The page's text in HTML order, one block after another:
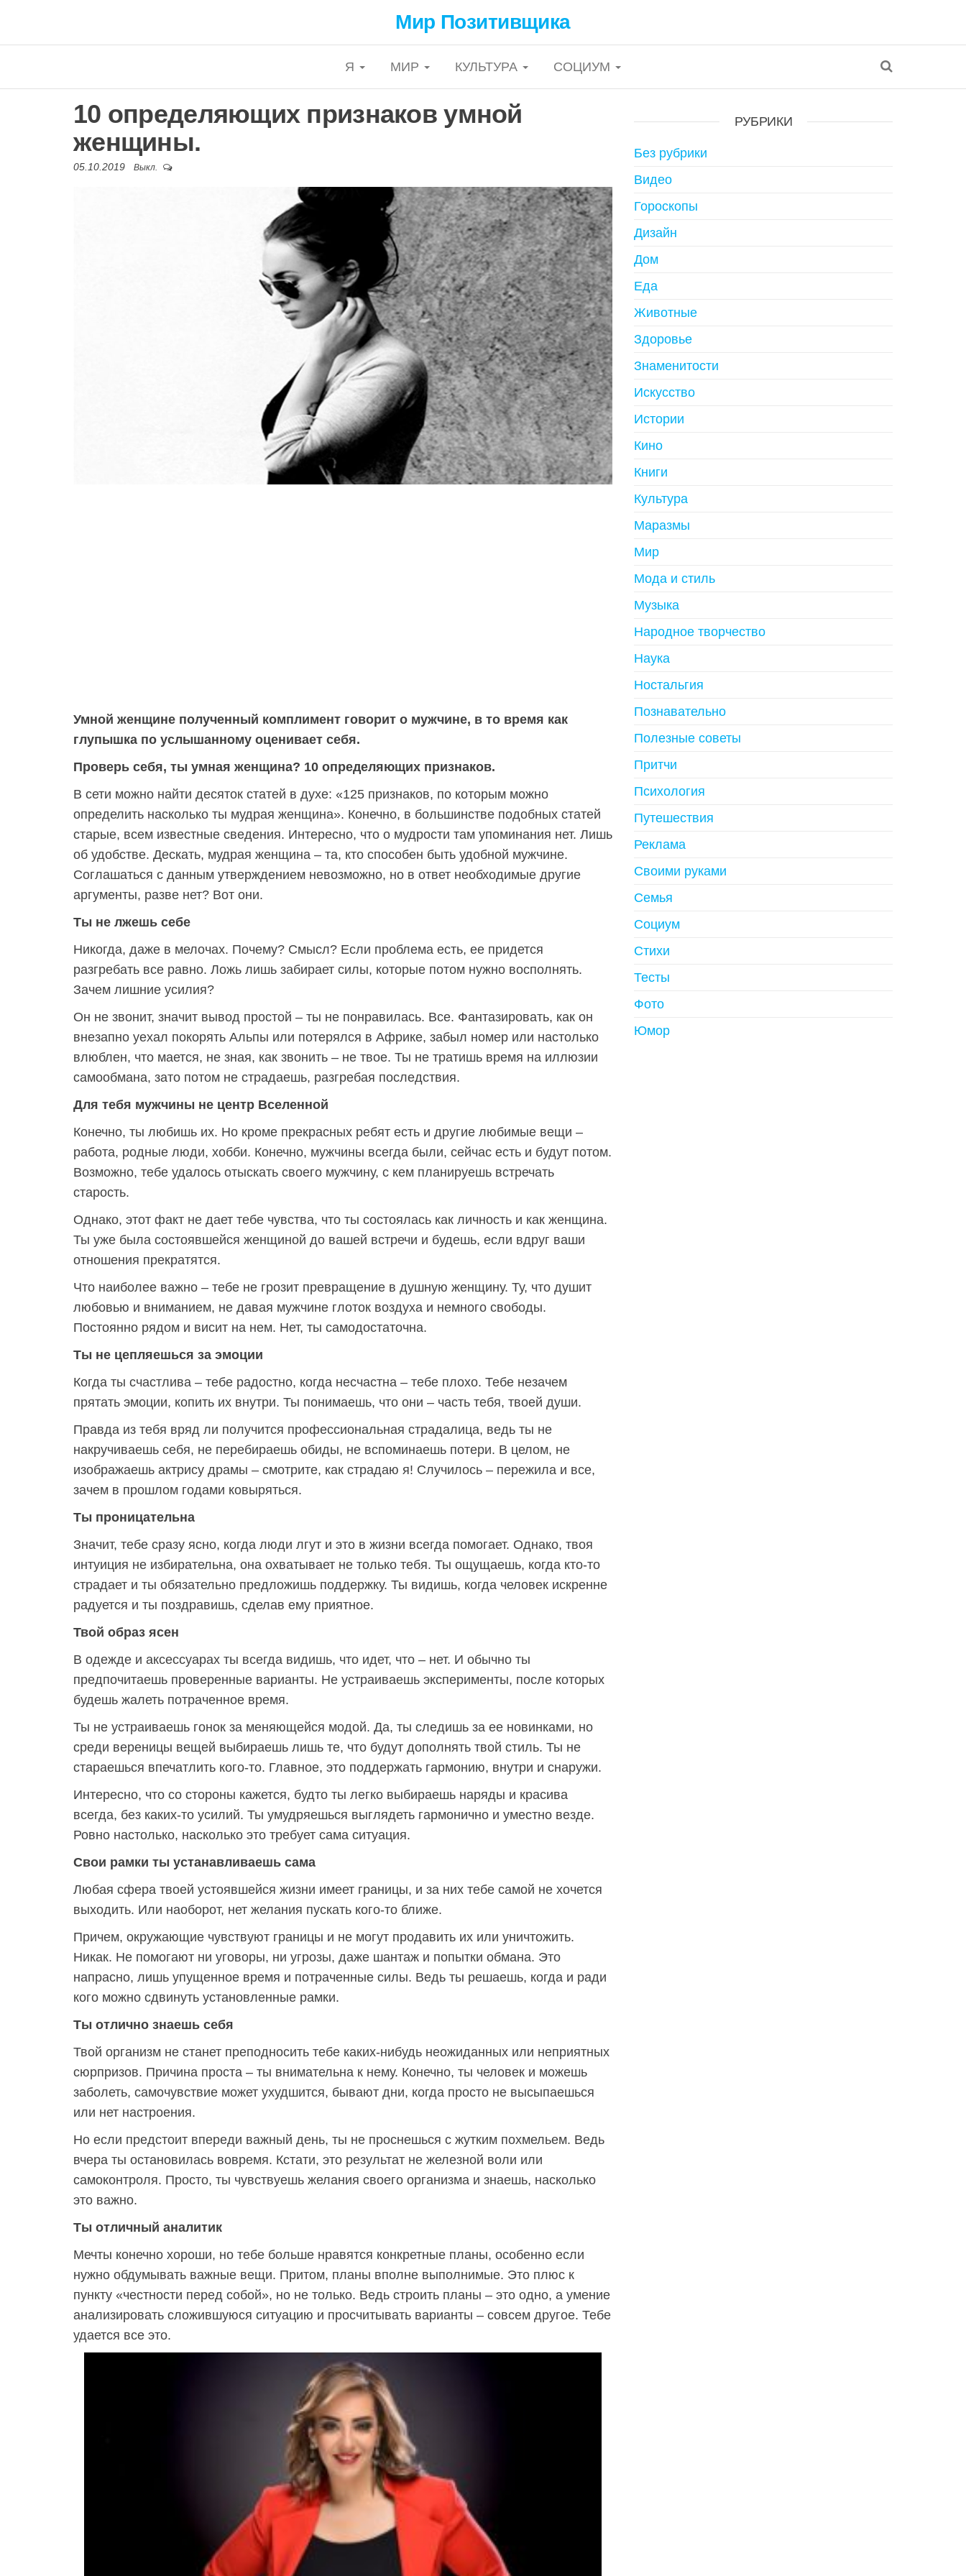
Мир Позитивщика
Я МИР КУЛЬТУРА СОЦИУМ
10 определяющих признаков умной
женщины.
05.10.2019 Выкл.
Умной женщине полученный комплимент говорит о мужчине, в то время как
глупышка по услышанному оценивает себя.
Проверь себя, ты умная женщина? 10 определяющих признаков.
В сети можно найти десяток статей в духе: «125 признаков, по которым можно
определить насколько ты мудрая женщина». Конечно, в большинстве подобных статей
старые, всем известные сведения. Интересно, что о мудрости там упоминания нет. Лишь
об удобстве. Дескать, мудрая женщина – та, кто способен быть удобной мужчине.
Соглашаться с данным утверждением невозможно, но в ответ необходимые другие
аргументы, разве нет? Вот они.
Ты не лжешь себе
Никогда, даже в мелочах. Почему? Смысл? Если проблема есть, ее придется
разгребать все равно. Ложь лишь забирает силы, которые потом нужно восполнять.
Зачем лишние усилия?
Он не звонит, значит вывод простой – ты не понравилась. Все. Фантазировать, как он
внезапно уехал покорять Альпы или потерялся в Африке, забыл номер или настолько
влюблен, что мается, не зная, как звонить – не твое. Ты не тратишь время на иллюзии
самообмана, зато потом не страдаешь, разгребая последствия.
Для тебя мужчины не центр Вселенной
Конечно, ты любишь их. Но кроме прекрасных ребят есть и другие любимые вещи –
работа, родные люди, хобби. Конечно, мужчины всегда были, сейчас есть и будут потом.
Возможно, тебе удалось отыскать своего мужчину, с кем планируешь встречать
старость.
Однако, этот факт не дает тебе чувства, что ты состоялась как личность и как женщина.
Ты уже была состоявшейся женщиной до вашей встречи и будешь, если вдруг ваши
отношения прекратятся.
Что наиболее важно – тебе не грозит превращение в душную женщину. Ту, что душит
любовью и вниманием, не давая мужчине глоток воздуха и немного свободы.
Постоянно рядом и висит на нем. Нет, ты самодостаточна.
Ты не цепляешься за эмоции
Когда ты счастлива – тебе радостно, когда несчастна – тебе плохо. Тебе незачем
прятать эмоции, копить их внутри. Ты понимаешь, что они – часть тебя, твоей души.
Правда из тебя вряд ли получится профессиональная страдалица, ведь ты не
накручиваешь себя, не перебираешь обиды, не вспоминаешь потери. В целом, не
изображаешь актрису драмы – смотрите, как страдаю я! Случилось – пережила и все,
зачем в прошлом годами ковыряться.
Ты проницательна
Значит, тебе сразу ясно, когда люди лгут и это в жизни всегда помогает. Однако, твоя
интуиция не избирательна, она охватывает не только тебя. Ты ощущаешь, когда кто-то
страдает и ты обязательно предложишь поддержку. Ты видишь, когда человек искренне
радуется и ты поздравишь, сделав ему приятное.
Твой образ ясен
В одежде и аксессуарах ты всегда видишь, что идет, что – нет. И обычно ты
предпочитаешь проверенные варианты. Не устраиваешь эксперименты, после которых
будешь жалеть потраченное время.
Ты не устраиваешь гонок за меняющейся модой. Да, ты следишь за ее новинками, но
среди вереницы вещей выбираешь лишь те, что будут дополнять твой стиль. Ты не
стараешься впечатлить кого-то. Главное, это поддержать гармонию, внутри и снаружи.
Интересно, что со стороны кажется, будто ты легко выбираешь наряды и красива
всегда, без каких-то усилий. Ты умудряешься выглядеть гармонично и уместно везде.
Ровно настолько, насколько это требует сама ситуация.
Свои рамки ты устанавливаешь сама
Любая сфера твоей устоявшейся жизни имеет границы, и за них тебе самой не хочется
выходить. Или наоборот, нет желания пускать кого-то ближе.
Причем, окружающие чувствуют границы и не могут продавить их или уничтожить.
Никак. Не помогают ни уговоры, ни угрозы, даже шантаж и попытки обмана. Это
напрасно, лишь упущенное время и потраченные силы. Ведь ты решаешь, когда и ради
кого можно сдвинуть установленные рамки.
Ты отлично знаешь себя
Твой организм не станет преподносить тебе каких-нибудь неожиданных или неприятных
сюрпризов. Причина проста – ты внимательна к нему. Конечно, ты человек и можешь
заболеть, самочувствие может ухудшится, бывают дни, когда просто не высыпаешься
или нет настроения.
Но если предстоит впереди важный день, ты не проснешься с жутким похмельем. Ведь
вчера ты остановилась вовремя. Кстати, это результат не железной воли или
самоконтроля. Просто, ты чувствуешь желания своего организма и знаешь, насколько
это важно.
Ты отличный аналитик
Мечты конечно хороши, но тебе больше нравятся конкретные планы, особенно если
нужно обдумывать важные вещи. Притом, планы вполне выполнимые. Это плюс к
пункту «честности перед собой», но не только. Ведь строить планы – это одно, а умение
анализировать сложившуюся ситуацию и просчитывать варианты – совсем другое. Тебе
удается все это.
РУБРИКИ
Без рубрики
Видео
Гороскопы
Дизайн
Дом
Еда
Животные
Здоровье
Знаменитости
Искусство
Истории
Кино
Книги
Культура
Маразмы
Мир
Мода и стиль
Музыка
Народное творчество
Наука
Ностальгия
Познавательно
Полезные советы
Притчи
Психология
Путешествия
Реклама
Своими руками
Семья
Социум
Стихи
Тесты
Фото
Юмор